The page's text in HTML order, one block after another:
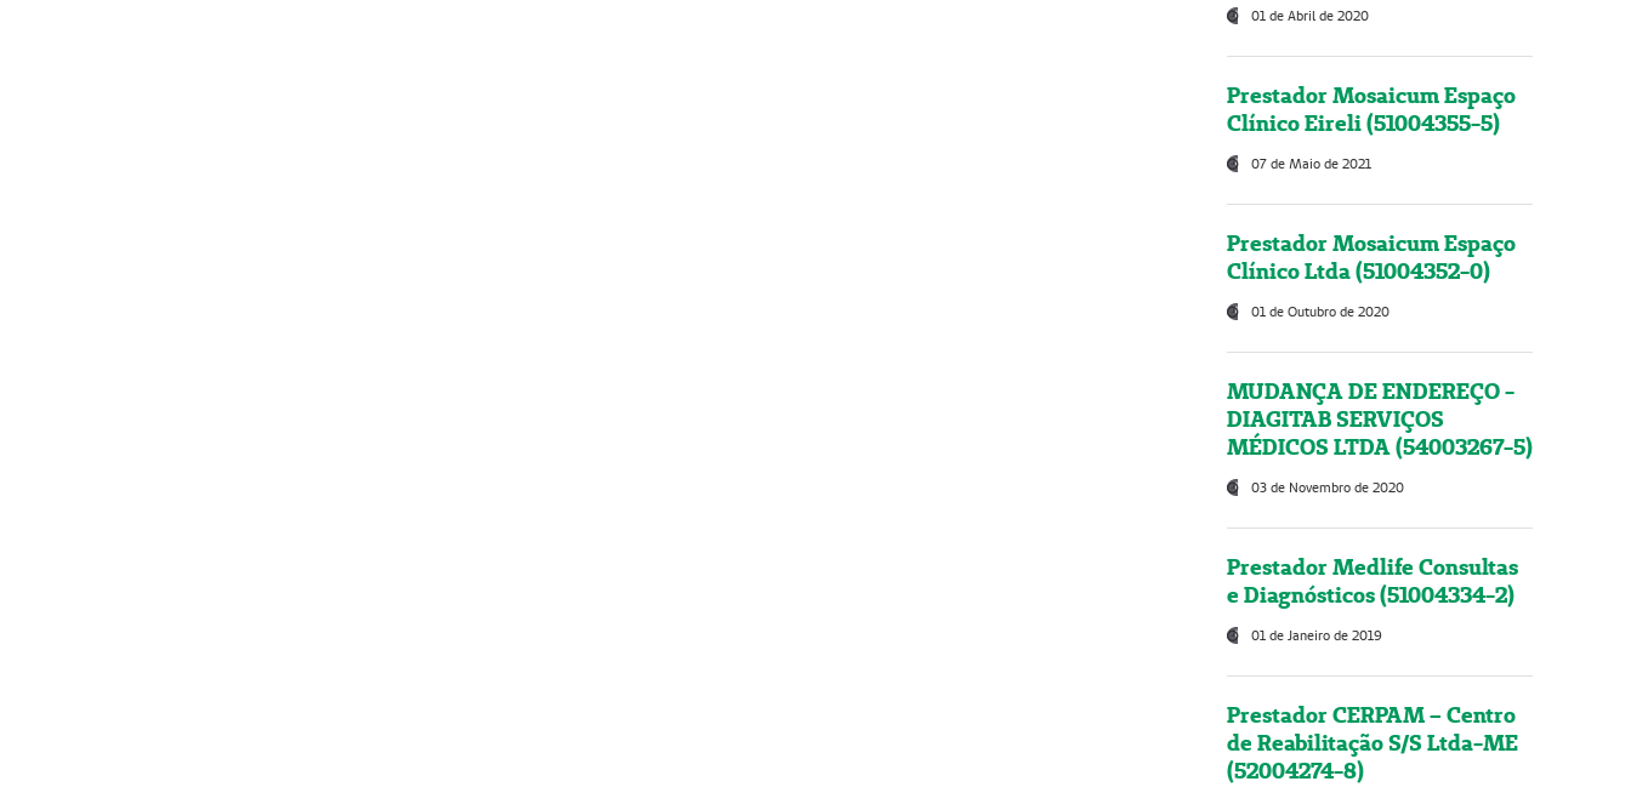
01 de Abril de 2020
Prestador Mosaicum Espaço
Clínico Eireli (51004355-5)
07 de Maio de 2021
Prestador Mosaicum Espaço
Clínico Ltda (51004352-0)
01 de Outubro de 2020
MUDANÇA DE ENDEREÇO -
DIAGITAB SERVIÇOS
MÉDICOS LTDA (54003267-5)
03 de Novembro de 2020
Prestador Medlife Consultas
e Diagnósticos (51004334-2)
01 de Janeiro de 2019
Prestador CERPAM – Centro
de Reabilitação S/S Ltda-ME
(52004274-8)